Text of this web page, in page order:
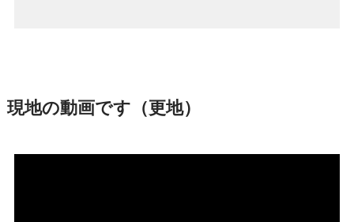
現地の動画です（更地）